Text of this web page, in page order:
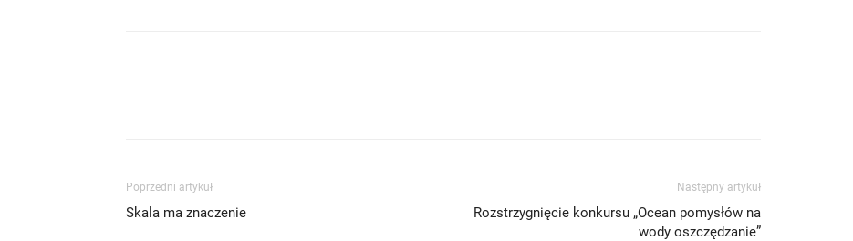
Poprzedni artykuł
Skala ma znaczenie
Następny artykuł
Rozstrzygnięcie konkursu „Ocean pomysłów na
wody oszczędzanie”